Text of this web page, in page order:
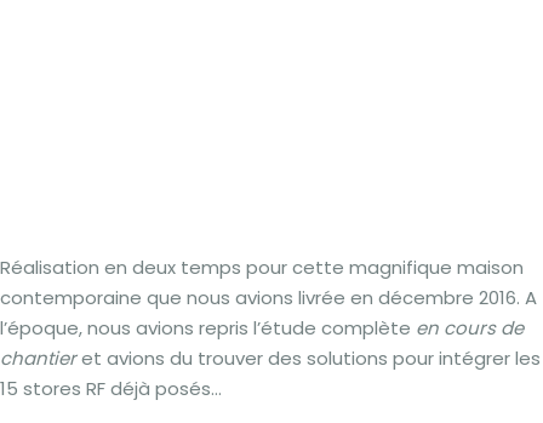
Réalisation en deux temps pour cette magnifique maison
contemporaine que nous avions livrée en décembre 2016. A
l’époque, nous avions repris l’étude complète en cours de
chantieret avions du trouver des solutions pour intégrer les
15 stores RF déjà posés…